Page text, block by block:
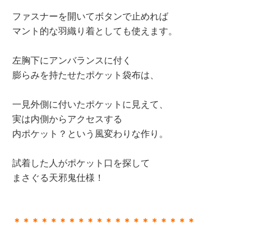
ファスナーを開いてボタンで止めれば
マント的な羽織り着としても使えます。
左胸下にアンバランスに付く
膨らみを持たせたポケット袋布は、
一見外側に付いたポケットに見えて、
実は内側からアクセスする
内ポケット？という風変わりな作り。
試着した人がポケット口を探して
まさぐる天邪鬼仕様！
＊＊＊＊＊＊＊＊＊＊＊＊＊＊＊＊＊＊＊＊